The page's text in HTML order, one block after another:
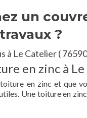
un
?
à Le Catelier (
en zinc à
en zinc et que
Une toiture en